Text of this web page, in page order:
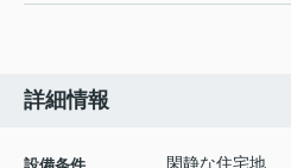
詳細情報
閑静な住宅地